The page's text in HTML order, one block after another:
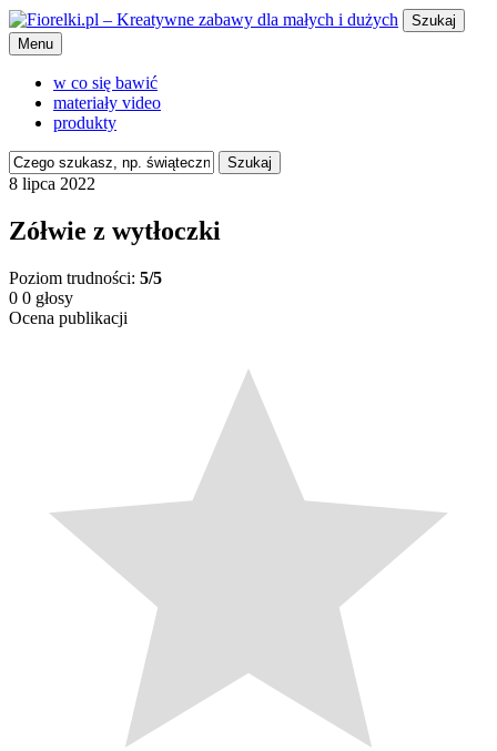
Szukaj
Menu
w co się bawić
materiały video
produkty
Szukaj
8 lipca 2022
Zółwie z wytłoczki
Poziom trudności: 5/5
0 0 głosy
Ocena publikacji